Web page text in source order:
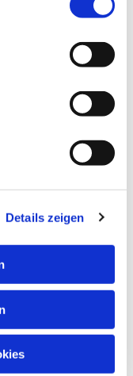
Details zeigen
DER